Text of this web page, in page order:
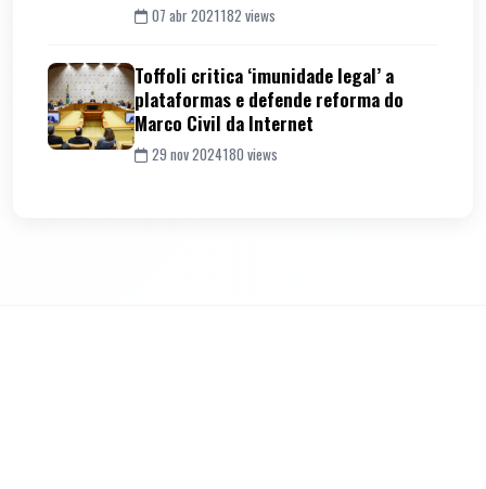
07 abr 2021182 views
Toffoli critica ‘imunidade legal’ a
plataformas e defende reforma do
Marco Civil da Internet
29 nov 2024180 views